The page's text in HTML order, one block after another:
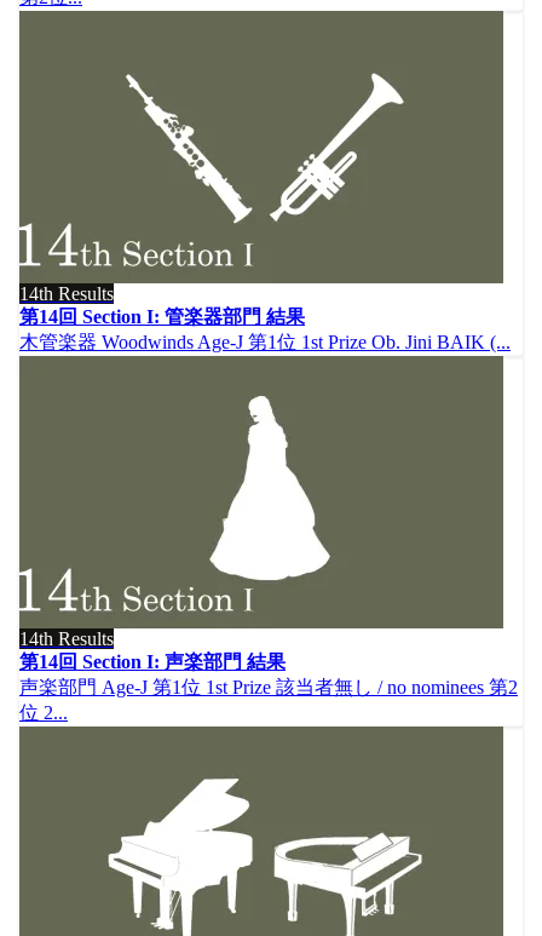
14th Results
第14回 Section I: 管楽器部門 結果
木管楽器 Woodwinds Age-J 第1位 1st Prize Ob. Jini BAIK (...
14th Results
第14回 Section I: 声楽部門 結果
声楽部門 Age-J 第1位 1st Prize 該当者無し / no nominees 第2
位 2...